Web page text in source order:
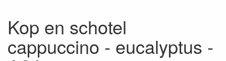
Kop en schotel
cappuccino - eucalyptus -